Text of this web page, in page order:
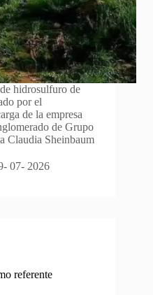
hidrosulfuro de
por el
de la empresa
de Grupo
Claudia Sheinbaum
07- 2026
referente